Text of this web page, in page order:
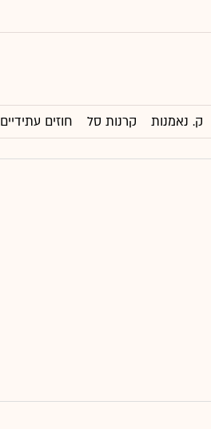
ק. נאמנות קרנות סל חוזים עתידיים